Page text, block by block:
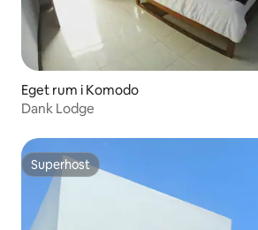
Eget rum i Komodo
Dank Lodge
Superhost
Superhost